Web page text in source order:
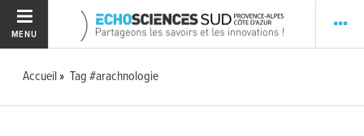
MENU
Accueil Tag #arachnologie